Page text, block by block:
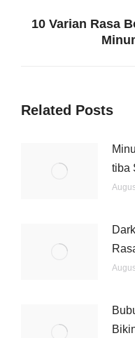
10 Varian Rasa
Related Posts
tiba